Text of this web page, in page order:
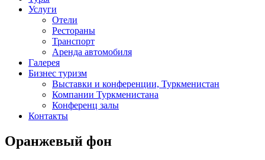
Услуги
Отели
Рестораны
Транспорт
Аренда автомобиля
Галерея
Бизнес туризм
Выставки и конференции, Туркменистан
Компании Туркменистана
Конференц залы
Контакты
Оранжевый фон